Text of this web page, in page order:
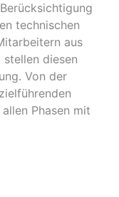
technischen
aus
diesen
Von der
Phasen mit